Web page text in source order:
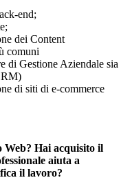
end;
dei Content
comuni
di Gestione Aziendale sia
di siti di e-commerce
Web? Hai acquisito il
aiuta a
il lavoro?